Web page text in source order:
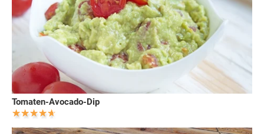
Tomaten-Avocado-Dip